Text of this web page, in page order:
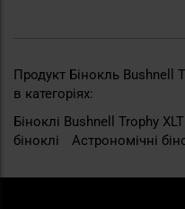
Продукт Бінокль Bushnell
в категоріях:
Біноклі Bushnell Trophy XLT
біноклі
Астрономічні